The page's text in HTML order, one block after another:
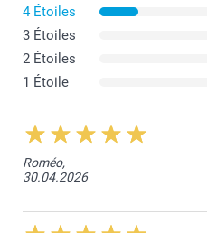
4 Étoiles
3 Étoiles
2 Étoiles
1 Étoile
Roméo,
30.04.2026